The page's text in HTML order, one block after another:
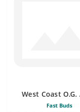
West Coast
Fast Buds